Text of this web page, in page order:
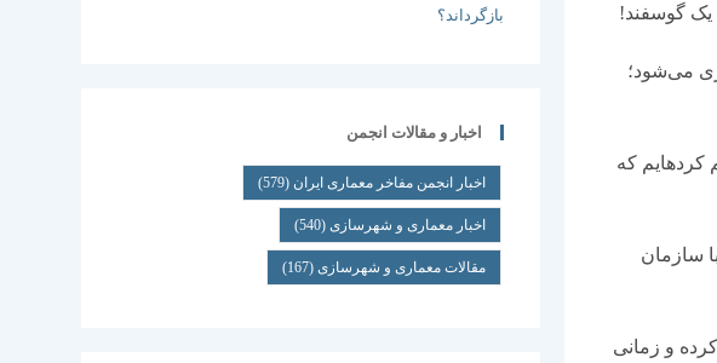
می‌شود؛
این پرنده زیبا بسیار مهاجم و شاید وحشی‌ترین پرنده‌ جهان است، از این رو،برای آن شرایط خاصی فراهم کرده‎ایم که
سازمان
کرده و زمانی
اخبار و مقالات انجمن
اخبار انجمن مفاخر معماری ایران (579)
اخبار معماری و شهرسازی(540)
مقالات معماری و شهرسازی(167)